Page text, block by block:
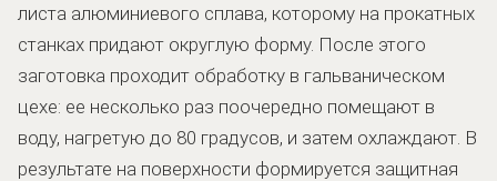
листа алюминиевого сплава, которому на прокатных
станках придают округлую форму. После этого
заготовка проходит обработку в гальваническом
цехе: ее несколько раз поочередно помещают в
воду, нагретую до 80 градусов, и затем охлаждают. В
результате на поверхности формируется защитная